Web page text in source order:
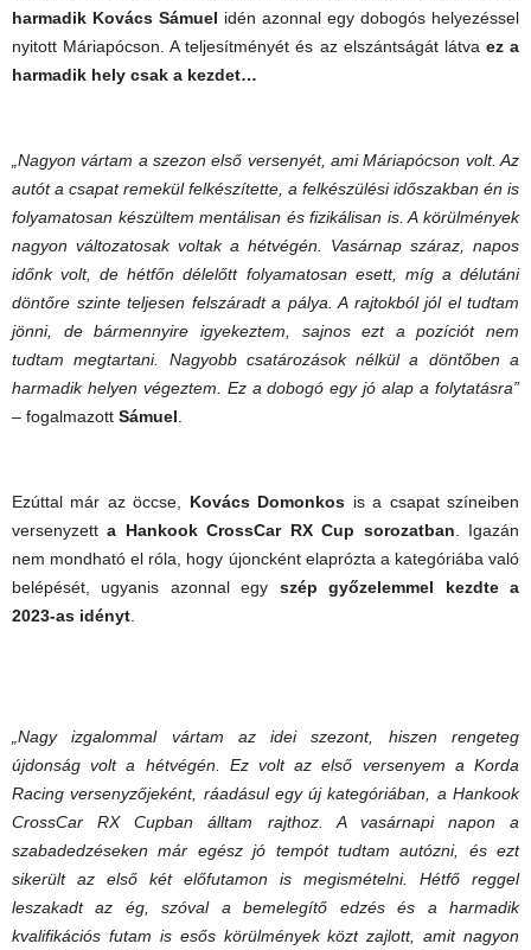
harmadik Kovács Sámuel idén azonnal egy dobogós helyezéssel
nyitott Máriapócson. A teljesítményét és az elszántságát látva ez a
harmadik hely csak a kezdet…
„Nagyon vártam a szezon első versenyét, ami Máriapócson volt. Az
autót a csapat remekül felkészítette, a felkészülési időszakban én is
folyamatosan készültem mentálisan és fizikálisan is. A körülmények
nagyon változatosak voltak a hétvégén. Vasárnap száraz, napos
időnk volt, de hétfőn délelőtt folyamatosan esett, míg a délutáni
döntőre szinte teljesen felszáradt a pálya. A rajtokból jól el tudtam
jönni, de bármennyire igyekeztem, sajnos ezt a pozíciót nem
tudtam megtartani. Nagyobb csatározások nélkül a döntőben a
harmadik helyen végeztem. Ez a dobogó egy jó alap a folytatásra”
– fogalmazott Sámuel
Ezúttal már az öccse, Kovács Domonkos is a csapat színeiben
versenyzett a Hankook CrossCar RX Cup sorozatban . Igazán
nem mondható el róla, hogy újoncként elaprózta a kategóriába való
belépését, ugyanis azonnal egy szép győzelemmel kezdte a
2023-as idényt
„Nagy izgalommal vártam az idei szezont, hiszen rengeteg
újdonság volt a hétvégén. Ez volt az első versenyem a Korda
Racing versenyzőjeként, ráadásul egy új kategóriában, a Hankook
CrossCar RX Cupban álltam rajthoz. A vasárnapi napon a
szabadedzéseken már egész jó tempót tudtam autózni, és ezt
sikerült az első két előfutamon is megismételni. Hétfő reggel
leszakadt az ég, szóval a bemelegítő edzés és a harmadik
kvalifikációs futam is esős körülmények közt zajlott, amit nagyon